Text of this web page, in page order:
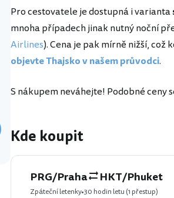
Pro cestovatele je dostupná i varianta
mnoha případech jinak nutný noční
Airlines). Cena je pak mírně nižší, což
objevte Thajsko v našem průvodci.
S nákupem neváhejte! Podobné ceny
Kde koupit
PRG/Praha HKT/Phuket
Zpáteční letenky 30 hodin letu (1 přestup)